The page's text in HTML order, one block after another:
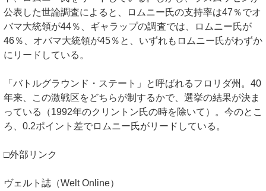
公表した世論調査によると、ロムニー氏の支持率は47％でオ
バマ大統領が44％、ギャラップの調査では、ロムニー氏が
46％、オバマ大統領が45％と、いずれもロムニー氏がわずか
にリードしている。
「バトルグラウンド・ステート」と呼ばれるフロリダ州。40
年来、この激戦区をどちらが制するかで、選挙の結果が決ま
っている（1992年のクリントン氏の時を除いて）。今のとこ
ろ、0.2ポイント差でロムニー氏がリードしている。
□外部リンク
ヴェルト誌（Welt Online）